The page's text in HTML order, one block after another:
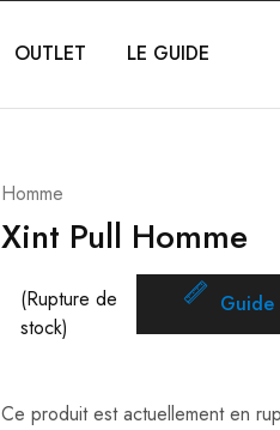
OUTLET LE GUIDE
Homme
Xint Pull Homme
(Rupture de
stock)
Guide
Ce produit est actuellement en